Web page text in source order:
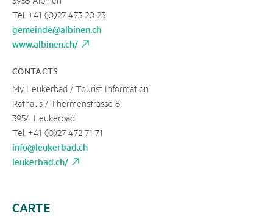
Tel. +41 (0)27 473 20 23
gemeinde@albinen.ch
www.albinen.ch/
CONTACTS
My Leukerbad / Tourist Information
Rathaus / Thermenstrasse 8
3954 Leukerbad
Tel. +41 (0)27 472 71 71
info@leukerbad.ch
leukerbad.ch/
CARTE